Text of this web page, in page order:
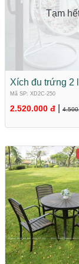
Tạm
Xích đu trứng 2
nhựa nhập khẩu
250
Mã SP: XD2C-250
2.520.000 đ